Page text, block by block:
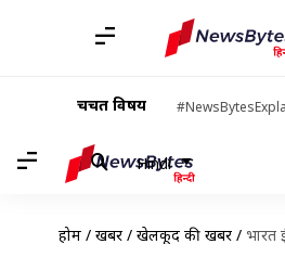
चर्चित विषय
Hindi
होम / खबरें / खेलकूद की खबरें / भारत